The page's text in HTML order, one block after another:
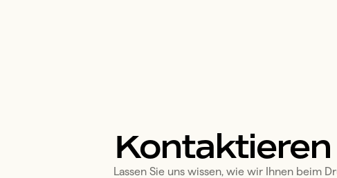
Kontaktieren
Lassen Sie uns wissen, wie wir Ihnen beim